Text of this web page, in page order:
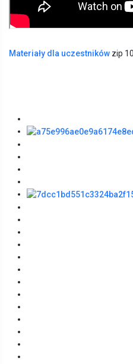
Materiały dla uczestników zip